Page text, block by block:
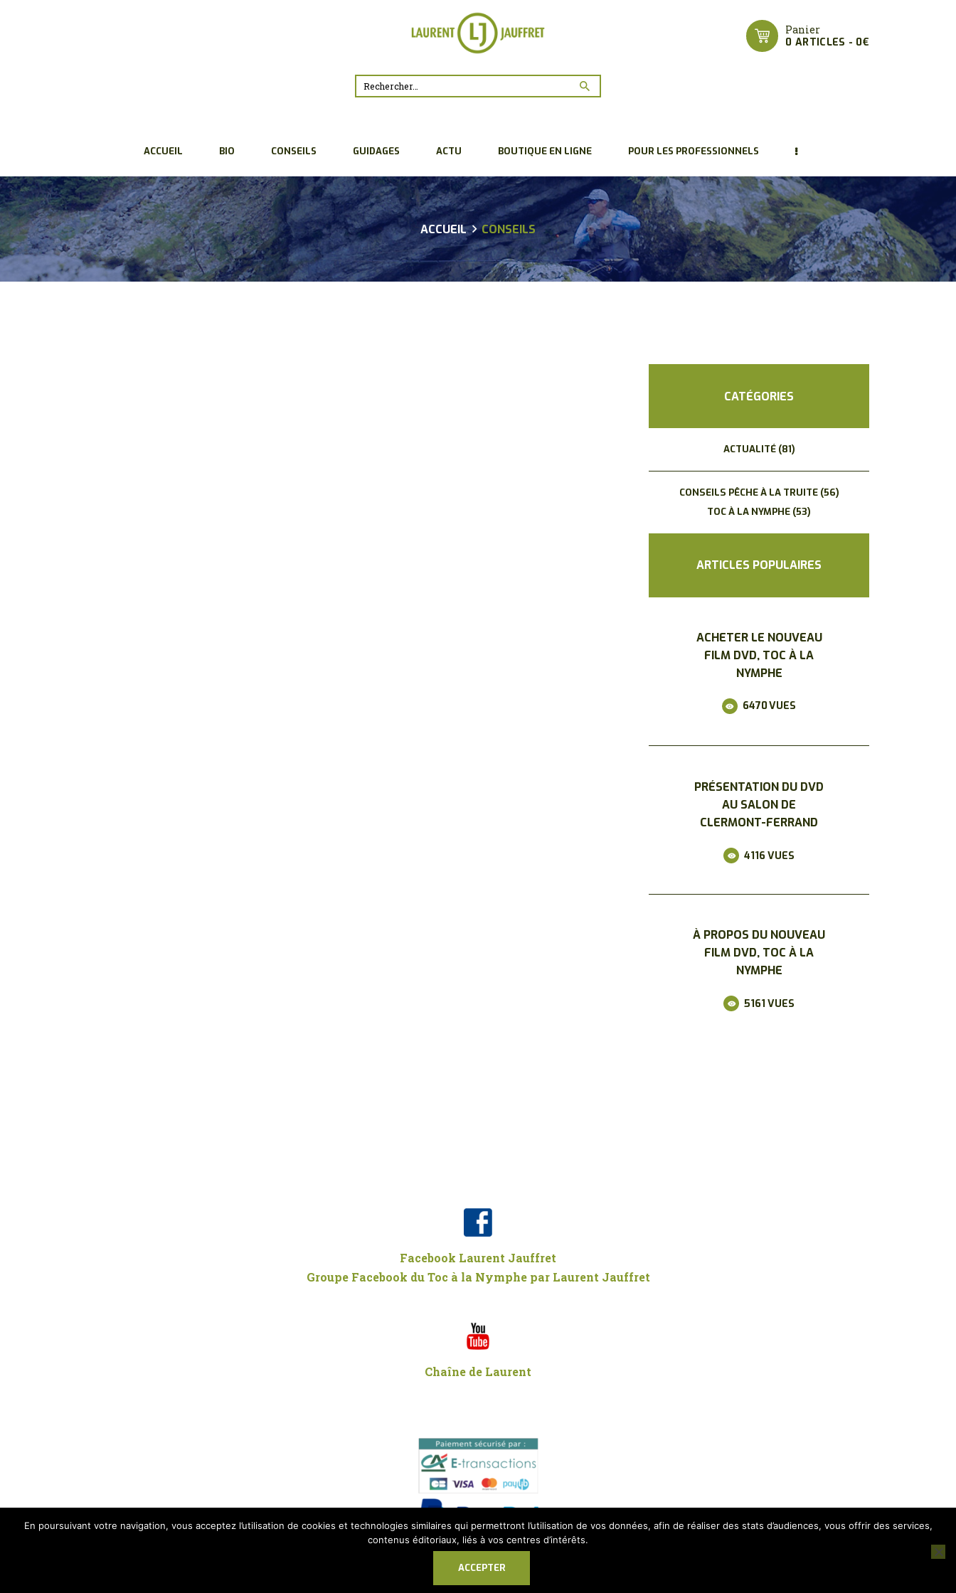
Panier
0 ARTICLES - 0€
Rechercher :
ACCUEIL BIO CONSEILS GUIDAGES ACTU BOUTIQUE EN LIGNE POUR LES PROFESSIONNELS
ACCUEIL CONSEILS
CONSEILS
ACTU
BOUTIQUE EN LIGNE
POUR LES
PROFESSIONNELS
CATÉGORIES
ACTUALITÉ(81)
CONSEILS PÊCHE À LA TRUITE(56)
TOC À LA NYMPHE (53)
ARTICLES POPULAIRES
ACHETER LE NOUVEAU
FILM DVD, TOC À LA
NYMPHE
6470VUES
PRÉSENTATION DU DVD
AU SALON DE
CLERMONT-FERRAND
4116 VUES
À PROPOS DU NOUVEAU
FILM DVD, TOC À LA
NYMPHE
5161 VUES
Facebook Laurent Jauffret
Groupe Facebook du Toc à la Nymphe par Laurent Jauffret
Chaîne de Laurent
CATALOGUE-Mentions Légales
En poursuivant votre navigation, vous acceptez l’utilisation de cookies et technologies similaires qui permettront l’utilisation de vos données, afin de réaliser des stats d’audiences, vous offrir des services,
contenus éditoriaux, liés à vos centres d’intérêts.
ACCEPTER